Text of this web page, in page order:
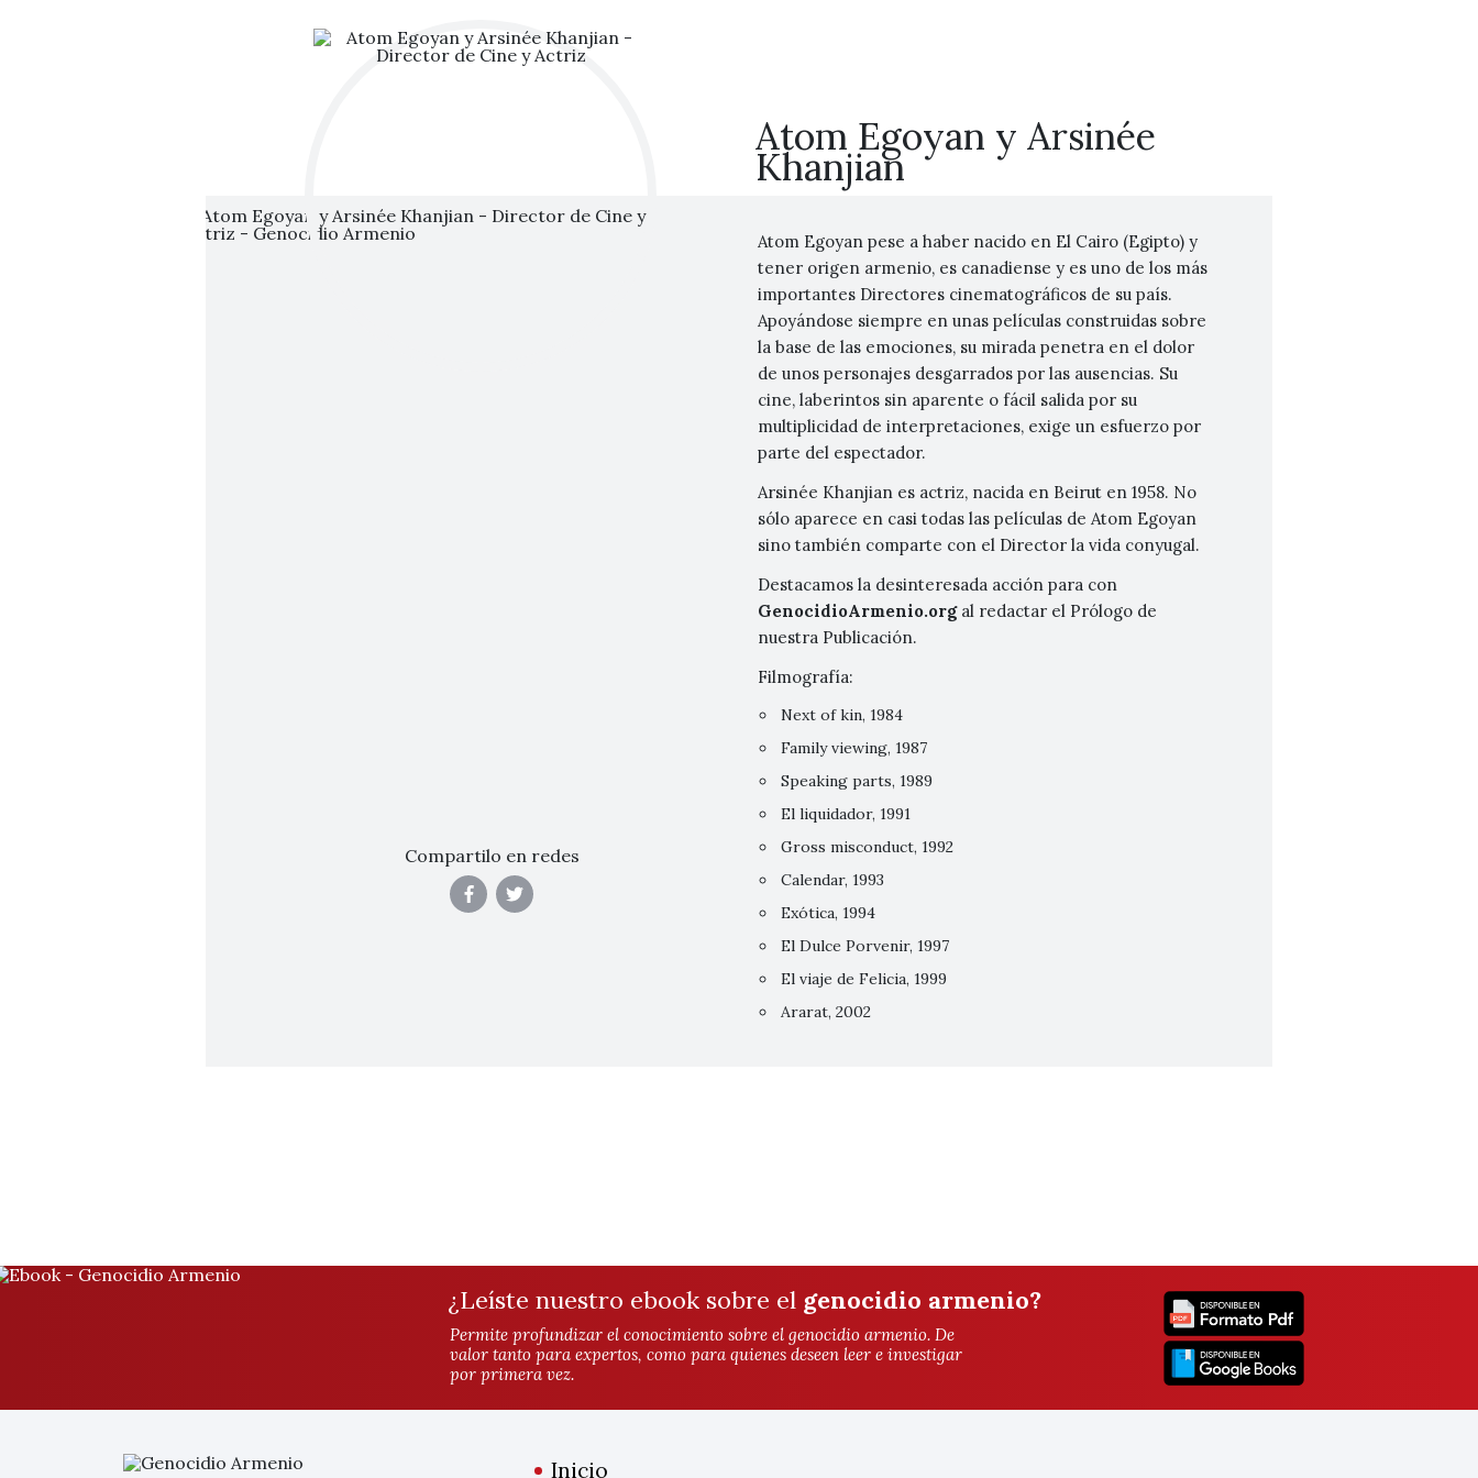
Atom Egoyan y Arsinée
Khanjian
Atom Egoyan pese a haber nacido en El Cairo (Egipto) y
tener origen armenio, es canadiense y es uno de los más
importantes Directores cinematográficos de su país.
Apoyándose siempre en unas películas construidas sobre
la base de las emociones, su mirada penetra en el dolor
de unos personajes desgarrados por las ausencias. Su
cine, laberintos sin aparente o fácil salida por su
multiplicidad de interpretaciones, exige un esfuerzo por
parte del espectador.
Arsinée Khanjian es actriz, nacida en Beirut en 1958. No
sólo aparece en casi todas las películas de Atom Egoyan
sino también comparte con el Director la vida conyugal.
Destacamos la desinteresada acción para con
GenocidioArmenio.orgal redactar el Prólogo de
nuestra Publicación.
Filmografía:
Next of kin, 1984
Family viewing, 1987
Speaking parts, 1989
El liquidador, 1991
Gross misconduct, 1992
Calendar, 1993
Exótica, 1994
El Dulce Porvenir, 1997
El viaje de Felicia, 1999
Ararat, 2002
Compartilo en redes
¿Leíste nuestro ebook sobre el genocidio armenio?
Permite profundizar el conocimiento sobre el genocidio armenio. De
valor tanto para expertos, como para quienes deseen leer e investigar
por primera vez.
Inicio